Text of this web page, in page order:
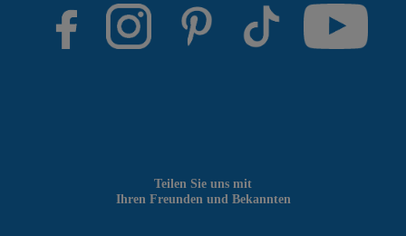
Teilen Sie uns mit
Ihren Freunden und Bekannten